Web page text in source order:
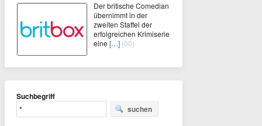
Der britische Comedian
übernimmt in der
zweiten Staffel der
erfolgreichen Krimiserie
eine […] (00)
Suchbegriff
suchen